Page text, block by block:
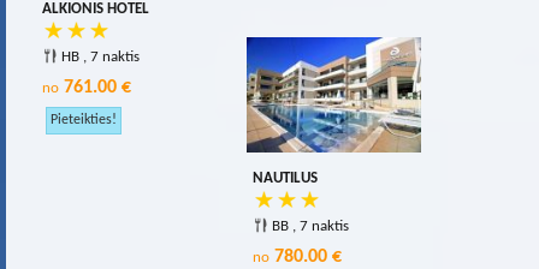
ALKIONIS HOTEL
HB , 7 naktis
no 761.00 €
NAUTILUS
BB , 7 naktis
no 780.00 €